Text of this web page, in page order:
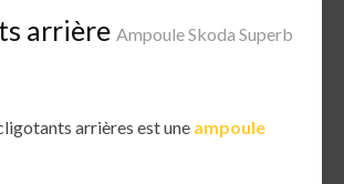
arrière Ampoule Skoda Superb
arrières est une ampoule